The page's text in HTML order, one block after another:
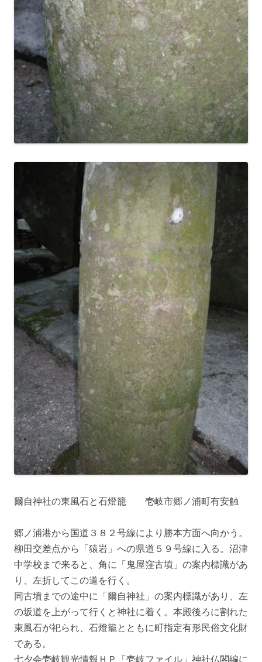
爾自神社の東風石と石燈籠 壱岐市郷ノ浦町有安触
郷ノ浦港から国道３８２号線により勝本方面へ向かう。
柳田交差点から「猿岩」への県道５９号線に入る。沼津
中学校まで来ると、角に「鬼屋窪古墳」の案内標識があ
り、左折してこの道を行く。
同古墳までの途中に「爾自神社」の案内標識があり、左
の坂道を上がって行くと神社に着く。本殿後ろに割れた
東風石が祀られ、石燈籠とともに町指定有形民俗文化財
である。
七夕会壱岐観光情報ＨＰ「壱岐ファイル」神社仏閣編に